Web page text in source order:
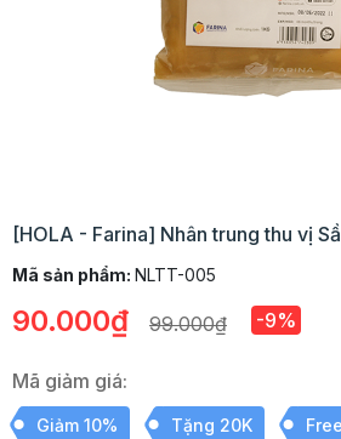
[HOLA - Farina] Nhân trung thu vị
Mã sản phẩm: NLTT-005
90.000₫ 99.000₫ -9%
Mã giảm giá:
Giảm 10% Tặng 20K